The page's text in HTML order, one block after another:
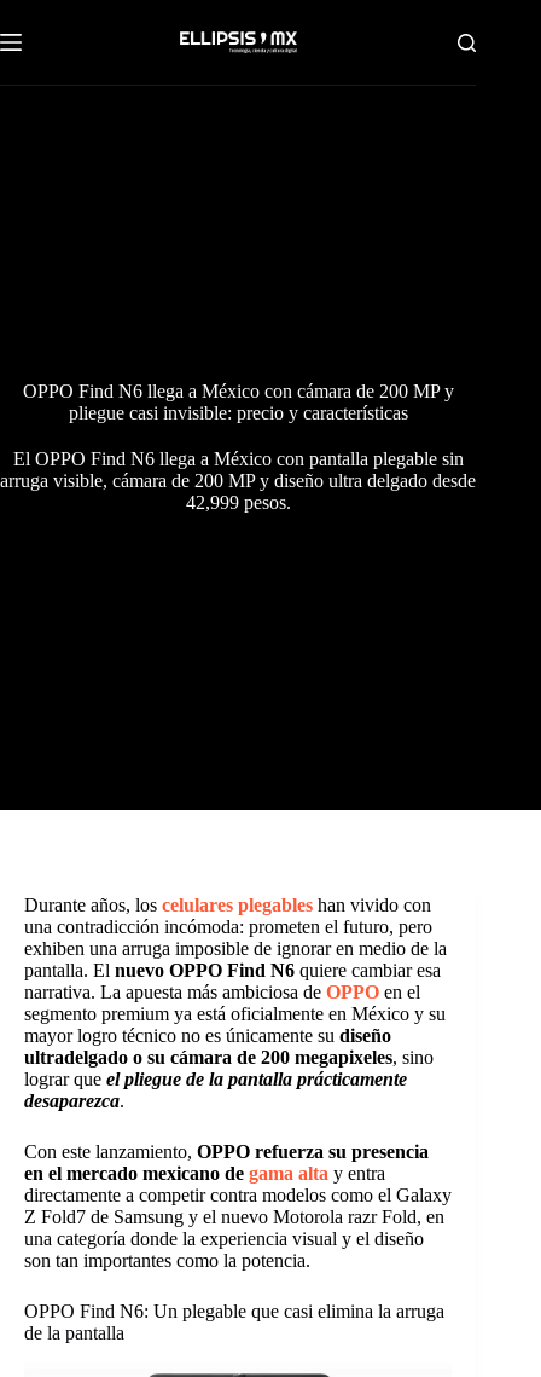
al
contenido
OPPO Find N6 llega a México con cámara de 200 MP y
pliegue casi invisible: precio y características
El OPPO Find N6 llega a México con pantalla plegable sin
arruga visible, cámara de 200 MP y diseño ultra delgado desde
42,999 pesos.
Durante años, los celulares plegables han vivido con
una contradicción incómoda: prometen el futuro, pero
exhiben una arruga imposible de ignorar en medio de la
pantalla. El nuevo OPPO Find N6 quiere cambiar esa
narrativa. La apuesta más ambiciosa de OPPO en el
segmento premium ya está oficialmente en México y su
mayor logro técnico no es únicamente su diseño
ultradelgado o su cámara de 200 megapixeles, sino
lograr que el pliegue de la pantalla prácticamente
desaparezca.
Con este lanzamiento, OPPO refuerza su presencia
en el mercado mexicano de gama alta y entra
directamente a competir contra modelos como el Galaxy
Z Fold7 de Samsung y el nuevo Motorola razr Fold, en
una categoría donde la experiencia visual y el diseño
son tan importantes como la potencia.
OPPO Find N6: Un plegable que casi elimina la arruga
de la pantalla